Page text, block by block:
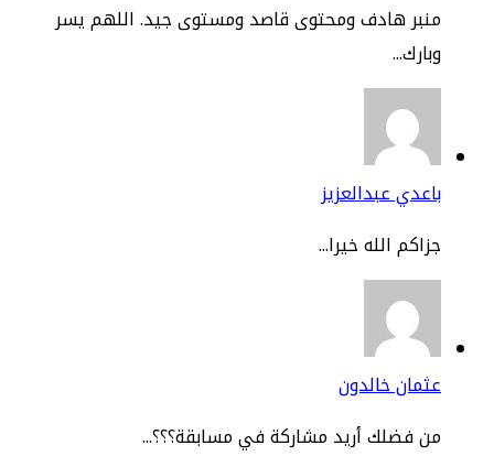
هادف ومحتوى قاصد ومستوى جيد. اللهم يسر
عبدالعزيز
الله خيرا...
خالدون
فضلك أريد مشاركة في مسابقة؟؟؟...